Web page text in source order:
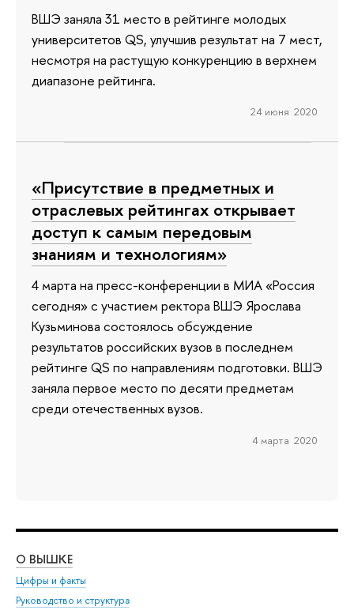
ВШЭ заняла 31 место в рейтинге молодых
университетов QS, улучшив результат на 7 мест,
несмотря на растущую конкуренцию в верхнем
диапазоне рейтинга.
24 июня 2020
«Присутствие в предметных и
отраслевых рейтингах открывает
доступ к самым передовым
знаниям и технологиям»
4 марта на пресс-конференции в МИА «Россия
сегодня» с участием ректора ВШЭ Ярослава
Кузьминова состоялось обсуждение
результатов российских вузов в последнем
рейтинге QS по направлениям подготовки. ВШЭ
заняла первое место по десяти предметам
среди отечественных вузов.
4 марта 2020
О ВЫШКЕ
Цифры и факты
Руководство и структура